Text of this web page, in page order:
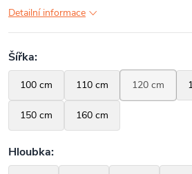
Detailní informace